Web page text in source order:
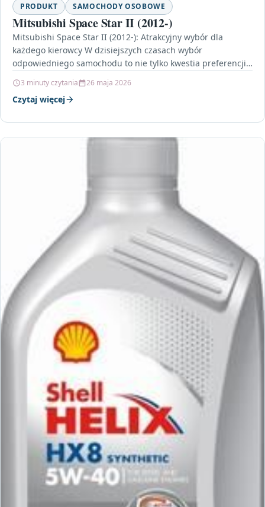
PRODUKT SAMOCHODY OSOBOWE
Mitsubishi Space Star II (2012-)
Mitsubishi Space Star II (2012-): Atrakcyjny wybór dla
każdego kierowcy W dzisiejszych czasach wybór
odpowiedniego samochodu to nie tylko kwestia preferencji,
3 minuty czytania 26 maja 2026
Czytaj więcej